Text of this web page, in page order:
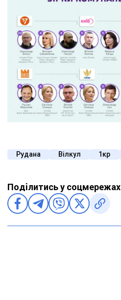
Рудана Вілкул 1кр
Поділитись у соцмережах